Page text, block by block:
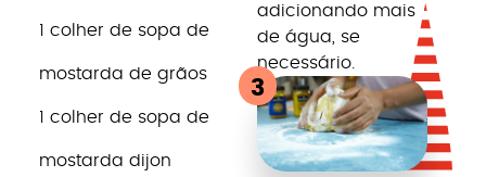
1 colher de sopa de
mostarda de grãos
1 colher de sopa de
mostarda dijon
adicionando mais
de água, se
necessário.
3